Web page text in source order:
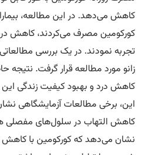
کورکومین مصرف می‌کردند، کاهش
تجربه نمودند. در یک بررسی مطالعاتی
زانو مورد مطالعه قرار گرفت. نتیجه
کاهش درد و بهبود کیفیت زندگی این
این، برخی مطالعات آزمایشگاهی
کاهش التهاب در سلول‌های مفصلی
نشان می‌دهد که کورکومین با کاهش